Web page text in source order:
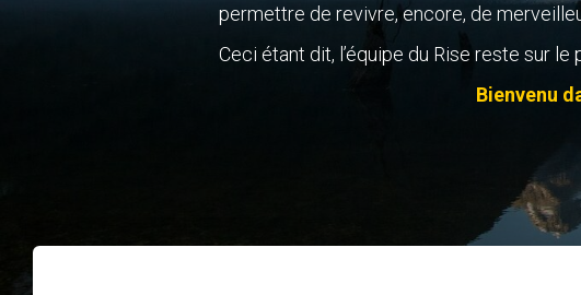
permettre de revivre, encore, de
Ceci étant dit, l’équipe du Rise reste sur
Bienvenu